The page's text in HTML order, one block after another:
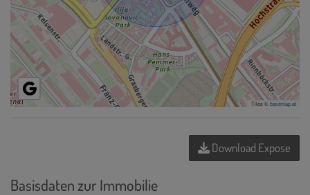
Tiles ©basemap.at
Download Expose
Basisdaten zur Immobilie